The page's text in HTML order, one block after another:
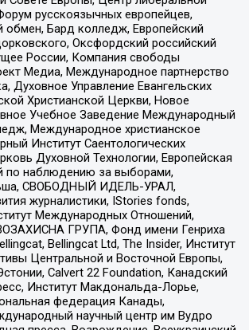
русскоязычных европейцев,
обмен, Бард колледж, Европейский
Оксфордский российский
России, Компания свободы
Медиа, Международное партнерство
Духовное Управление Евангельских
Христианской Церкви, Новое
Учебное Заведение Международный
Международное христианское
Институт Саентологических
Духовной Технологии, Европейская
по наблюдению за выборами,
СВОБОДНЫЙ ИДЕЛЬ-УРАЛ,
журналистики, IStories fonds,
Международных Отношений,
ГРУПА, Фонд имени Генриха
Bellingcat Ltd, The Insider, Институт
Центральной и Восточной Европы,
Calvert 22 Foundation, Канадский
Институт Макдональда-Лорье,
федерация Канады,
научный центр им Вудро